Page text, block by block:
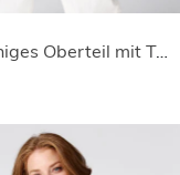
Flauschiges Oberteil mit Tunnelzug